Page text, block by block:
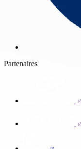
Partenaires